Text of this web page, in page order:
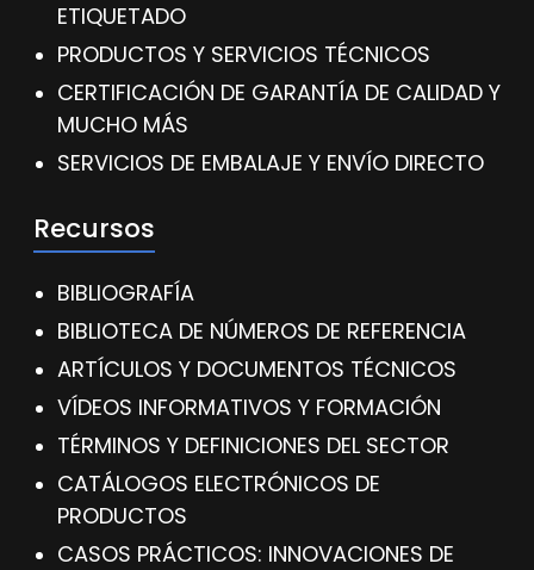
ETIQUETADO
PRODUCTOS Y SERVICIOS TÉCNICOS
CERTIFICACIÓN DE GARANTÍA DE CALIDAD Y
MUCHO MÁS
SERVICIOS DE EMBALAJE Y ENVÍO DIRECTO
Recursos
BIBLIOGRAFÍA
BIBLIOTECA DE NÚMEROS DE REFERENCIA
ARTÍCULOS Y DOCUMENTOS TÉCNICOS
VÍDEOS INFORMATIVOS Y FORMACIÓN
TÉRMINOS Y DEFINICIONES DEL SECTOR
CATÁLOGOS ELECTRÓNICOS DE
PRODUCTOS
CASOS PRÁCTICOS: INNOVACIONES DE